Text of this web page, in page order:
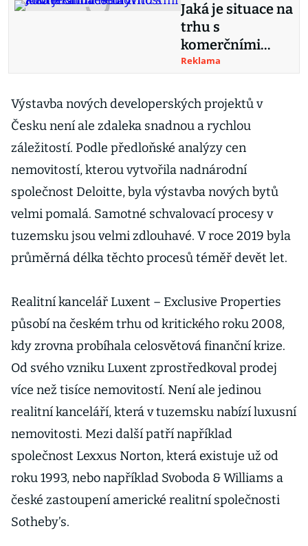
Jaká je situace na
trhu s
komerčními
nemovitostmi a
Reklama
Výstavba nových developerských projektů v
Česku není ale zdaleka snadnou a rychlou
záležitostí. Podle předloňské analýzy cen
nemovitostí, kterou vytvořila nadnárodní
společnost Deloitte, byla výstavba nových bytů
velmi pomalá. Samotné schvalovací procesy v
tuzemsku jsou velmi zdlouhavé. V roce 2019 byla
průměrná délka těchto procesů téměř devět let.
Realitní kancelář Luxent – Exclusive Properties
působí na českém trhu od kritického roku 2008,
kdy zrovna probíhala celosvětová finanční krize.
Od svého vzniku Luxent zprostředkoval prodej
více než tisíce nemovitostí. Není ale jedinou
realitní kanceláří, která v tuzemsku nabízí luxusní
nemovitosti. Mezi další patří například
společnost Lexxus Norton, která existuje už od
roku 1993, nebo například Svoboda & Williams a
české zastoupení americké realitní společnosti
Sotheby’s.